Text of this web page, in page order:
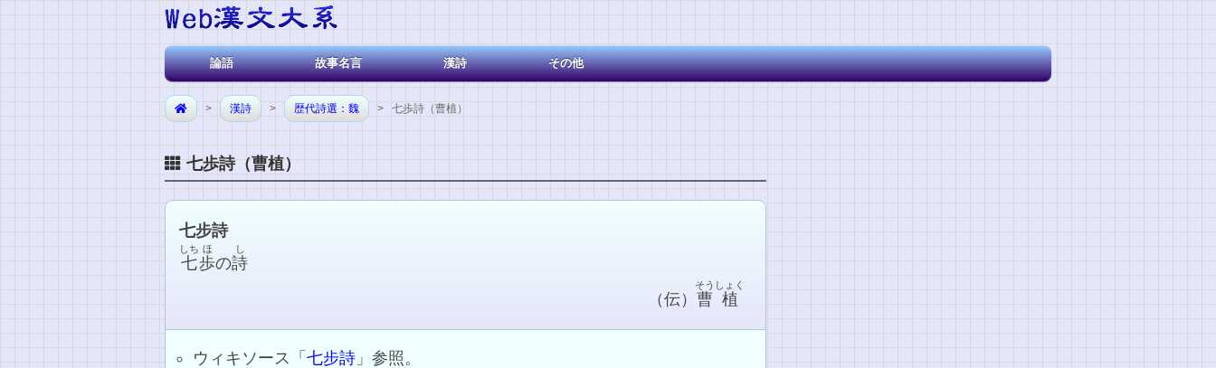
論語 故事名言 漢詩 その他
> 漢詩 > 歴代詩選：魏 > 七歩詩（曹植）
七歩詩（曹植）
七步詩
七
しち
歩
ほ
の詩
し
（伝） 曹
そう
植
しょく
ウィキソース「 七步詩 」参照。